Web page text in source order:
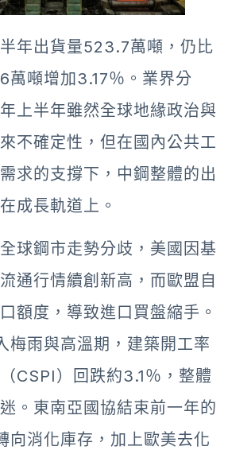
年出貨量523.7萬噸，仍比
萬噸增加3.17％。業界分
上半年雖然全球地緣政治與
不確定性，但在國內公共工
求的支撐下，中鋼整體的出
成長軌道上。
球鋼市走勢分歧，美國因基
通行情續創新高，而歐盟自
額度，導致進口買盤縮手。
梅雨與高溫期，建築開工率
CSPI）回跌約3.1％，整體
。東南亞國協結束前一年的
向消化庫存，加上歐美去化